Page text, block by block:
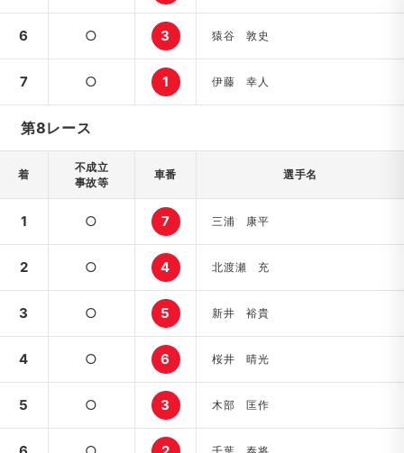
6 ○ 3 猿谷 敦史
7 ○ 1 伊藤 幸人
第8レース
着
不成立
事故等
車番 選手名
1 ○ 7 三浦 康平
2 ○ 4 北渡瀬 充
3 ○ 5 新井 裕貴
4 ○ 6 桜井 晴光
5 ○ 3 木部 匡作